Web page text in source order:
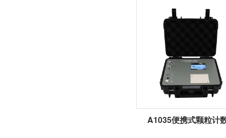
A1035便携式颗粒计